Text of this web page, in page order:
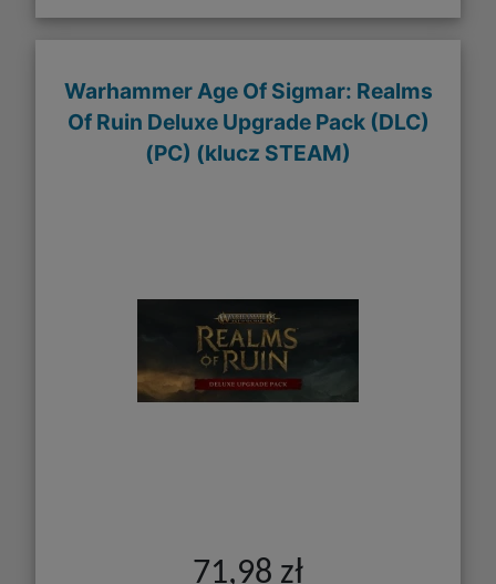
Warhammer Age Of Sigmar: Realms
Of Ruin Deluxe Upgrade Pack (DLC)
(PC) (klucz STEAM)
71,98 zł